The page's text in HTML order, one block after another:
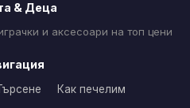
& Деца
и аксесоари на топ цени
Как печелим